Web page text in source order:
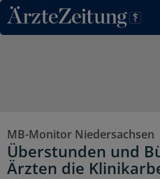
Direkt zum Inhaltsbereich
MB-Monitor Niedersachsen
Überstunden und
Ärzten die